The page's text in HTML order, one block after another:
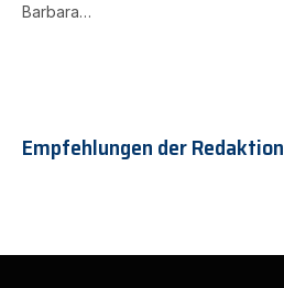
Barbara…
Empfehlungen der Redaktion